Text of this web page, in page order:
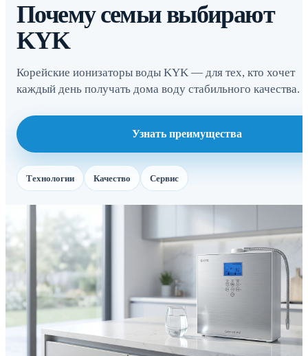
Почему семьи выбирают
KYK
Корейские ионизаторы воды KYK — для тех, кто хочет
каждый день получать дома воду стабильного качества.
Узнать преимущества
Технологии Качество Сервис